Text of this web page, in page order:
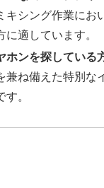
キシング作業にお
適しています。
ホンを探している
兼ね備えた特別な
。